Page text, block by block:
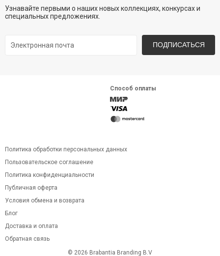
Узнавайте первыми о наших новых коллекциях, конкурсах и
специальных предложениях.
ПОДПИСАТЬСЯ
Способ оплаты
Политика обработки персональных данных
Пользовательское соглашение
Политика конфиденциальности
Публичная оферта
Условия обмена и возврата
Блог
Доставка и оплата
Обратная связь
© 2026 Brabantia Branding B.V